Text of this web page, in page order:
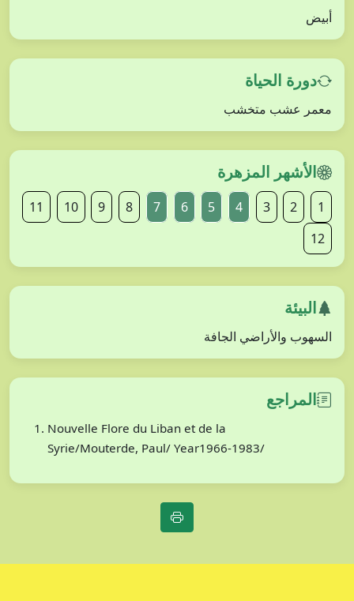
أبيض
دورة الحياة
معمر عشب متخشب
الأشهر المزهرة
1
2
3
4
5
6
7
8
9
10
11
12
البيئة
السهوب والأراضي الجافة
المراجع
Nouvelle Flore du Liban et de la
Syrie/Mouterde, Paul/ Year1966-1983/